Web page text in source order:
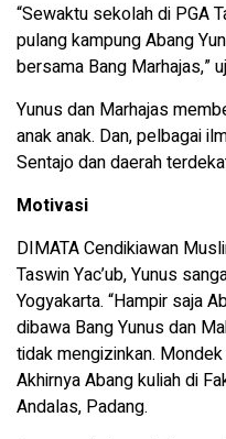
“Sewaktu sekolah di PGA
pulang kampung Abang
bersama Bang Marhajas,”
Yunus dan Marhajas
anak anak. Dan, pelbagai
Sentajo dan daerah
Motivasi
DIMATA Cendikiawan
Taswin Yac’ub, Yunus
Yogyakarta. “Hampir saja
dibawa Bang Yunus dan
tidak mengizinkan.
Akhirnya Abang kuliah di
Andalas, Padang.